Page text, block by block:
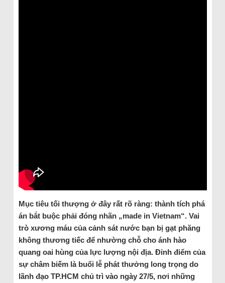
Mục tiêu tối thượng ở đây rất rõ ràng: thành tích phá
án bắt buộc phải đóng nhãn „made in Vietnam“. Vai
trò xương máu của cảnh sát nước bạn bị gạt phăng
không thương tiếc để nhường chỗ cho ánh hào
quang oai hùng của lực lượng nội địa. Đỉnh điểm của
sự châm biếm là buổi lễ phát thưởng long trọng do
lãnh đạo TP.HCM chủ trì vào ngày 27/5, nơi những